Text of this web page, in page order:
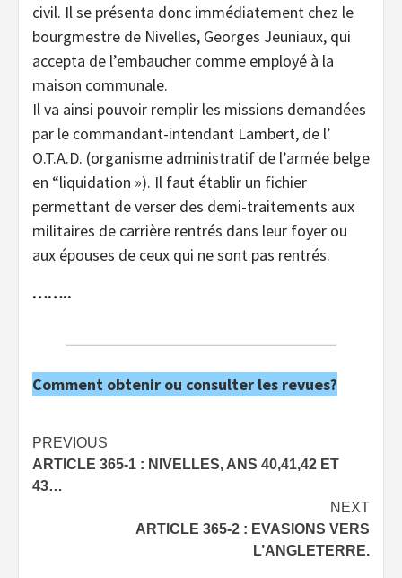
civil. Il se présenta donc immédiatement chez le
bourgmestre de Nivelles, Georges Jeuniaux, qui
accepta de l’embaucher comme employé à la
maison communale.
Il va ainsi pouvoir remplir les missions demandées
par le commandant-intendant Lambert, de l’
O.T.A.D. (organisme administratif de l’armée belge
en “liquidation »). Il faut établir un fichier
permettant de verser des demi-traitements aux
militaires de carrière rentrés dans leur foyer ou
aux épouses de ceux qui ne sont pas rentrés.
……..
Comment obtenir ou consulter les revues?
Post
navigation
PREVIOUS
ARTICLE 365-1 : NIVELLES, ANS 40,41,42 ET
43…
NEXT
ARTICLE 365-2 : EVASIONS VERS
L’ANGLETERRE.